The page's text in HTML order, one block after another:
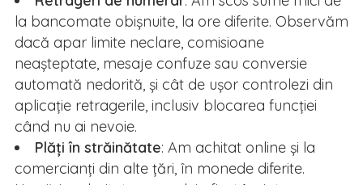
la bancomate obișnuite, la ore diferite. Observăm
dacă apar limite neclare, comisioane
neașteptate, mesaje confuze sau conversie
automată nedorită, și cât de ușor controlezi din
aplicație retragerile, inclusiv blocarea funcției
când nu ai nevoie.
Plăți în străinătate: Am achitat online și la
comercianți din alte țări, în monede diferite.